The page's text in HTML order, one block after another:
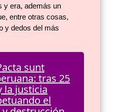
y era, además un
entre otras cosas,
y dedos del más
sunt
tras 25
la justicia
el